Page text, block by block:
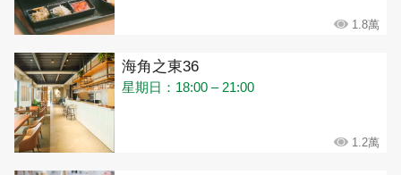
1.8萬
海角之東36
星期日：18:00 – 21:00
1.2萬